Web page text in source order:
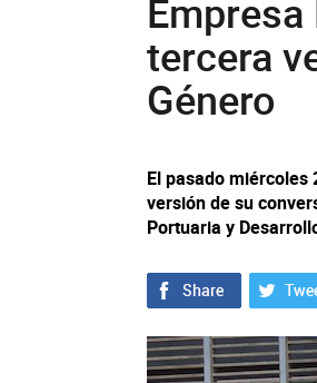
tercera
Género
El pasado miércoles
versión de su
Portuaria y